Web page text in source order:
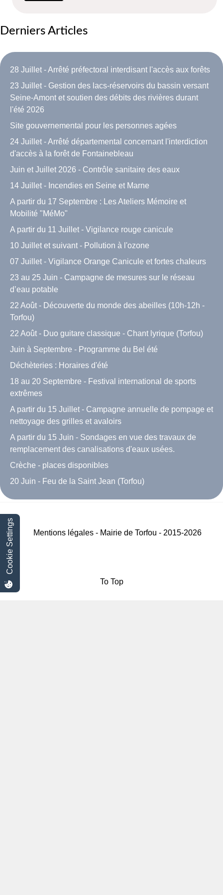
Derniers Articles
28 Juillet - Arrêté préfectoral interdisant l'accès aux forêts
23 Juillet - Gestion des lacs-réservoirs du bassin versant
Seine-Amont et soutien des débits des rivières durant
l'été 2026
Site gouvernemental pour les personnes agées
24 Juillet - Arrêté départemental concernant l'interdiction
d'accès à la forêt de Fontainebleau
Juin et Juillet 2026 - Contrôle sanitaire des eaux
14 Juillet - Incendies en Seine et Marne
A partir du 17 Septembre : Les Ateliers Mémoire et
Mobilité "MéMo"
A partir du 11 Juillet - Vigilance rouge canicule
10 Juillet et suivant - Pollution à l'ozone
07 Juillet - Vigilance Orange Canicule et fortes chaleurs
23 au 25 Juin - Campagne de mesures sur le réseau
d’eau potable
22 Août - Découverte du monde des abeilles (10h-12h -
Torfou)
22 Août - Duo guitare classique - Chant lyrique (Torfou)
Juin à Septembre - Programme du Bel été
Déchèteries : Horaires d'été
18 au 20 Septembre - Festival international de sports
extrêmes
A partir du 15 Juillet - Campagne annuelle de pompage et
nettoyage des grilles et avaloirs
A partir du 15 Juin - Sondages en vue des travaux de
remplacement des canalisations d'eaux usées.
Crèche - places disponibles
20 Juin - Feu de la Saint Jean (Torfou)
Mentions légales - Mairie de Torfou - 2015-2026
To Top
Cookie Settings